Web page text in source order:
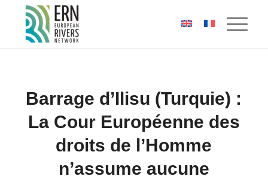
Panneau de gestion des cookies
Barrage d’Ilisu (Turquie) :
La Cour Européenne des
droits de l’Homme
n’assume aucune